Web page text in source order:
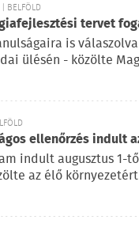
BELFÖLD
tervet
is
ülésén - közölte
ellenőrzés indult
indult augusztus
az élő